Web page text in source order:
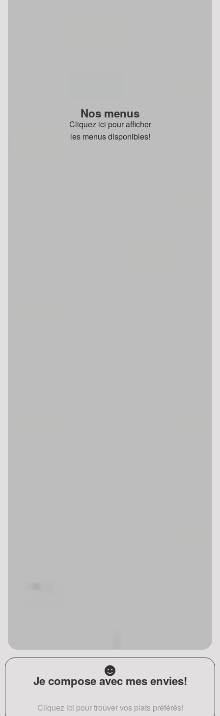
Nos menus
Cliquez ici pour afficher
les menus disponibles!
Je compose avec mes envies!
Cliquez ici pour trouver vos plats préférés!